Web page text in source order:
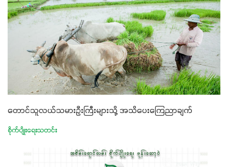
တောင်သူလယ်သမားဦးကြီးများသို့ အသိပေးကြေညာချက်
စိုက်ပျိုးရေးသတင်း